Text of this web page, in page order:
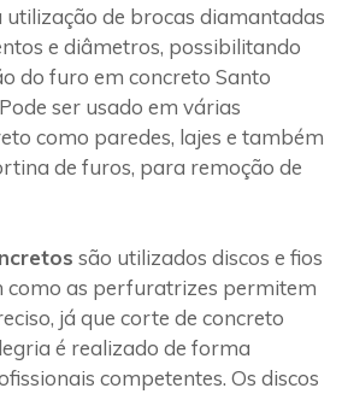
de brocas diamantadas
e diâmetros, possibilitando
do furo em concreto Santo
ser usado em várias
como paredes, lajes e também
de furos, para remoção de
são utilizados discos e fios
como as perfuratrizes permitem
já que corte de concreto
é realizado de forma
competentes. Os discos